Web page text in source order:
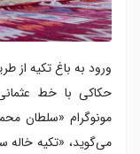
ورود به باغ تکیه از
مونوگرام «سلطان
می‌گوید، «تکیه خاله